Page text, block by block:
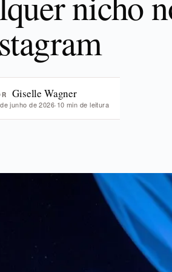
Giselle Wagner
junho de 2026·10 min de leitura